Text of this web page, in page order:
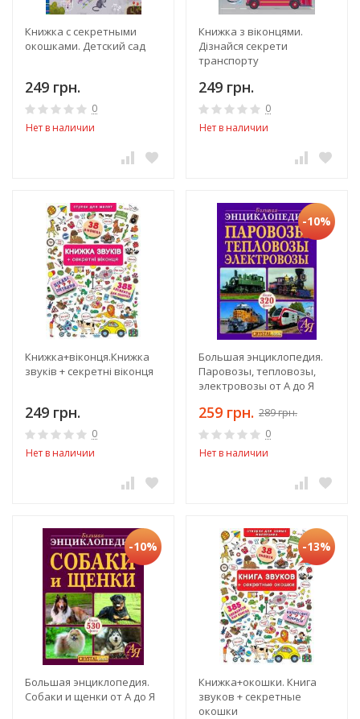
Книжка с секретными
окошками. Детский сад
249 грн.
0
Нет в наличии
Книжка з віконцями.
Дізнайся секрети
транспорту
249 грн.
0
Нет в наличии
Книжка+віконця.Книжка
звуків + секретні віконця
249 грн.
0
Нет в наличии
-10%
Большая энциклопедия.
Паровозы, тепловозы,
электровозы от А до Я
259 грн. 289 грн.
0
Нет в наличии
-10%
Большая энциклопедия.
Собаки и щенки от А до Я
-13%
Книжка+окошки. Книга
звуков + секретные
окошки